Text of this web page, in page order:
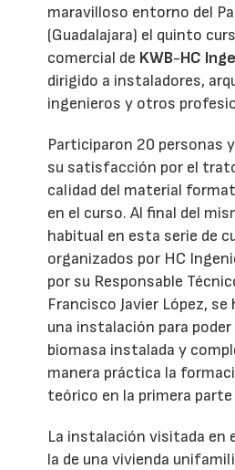
maravilloso entorno del
(Guadalajara) el quinto
comercial de KWB-HC
dirigido a instaladores,
ingenieros y otros
Participaron 20 personas
su satisfacción por el
calidad del material
en el curso. Al final del
habitual en esta serie de
organizados por HC
por su Responsable
Francisco Javier López,
una instalación para poder
biomasa instalada y
manera práctica la
teórico en la primera parte
La instalación visitada en
la de una vivienda